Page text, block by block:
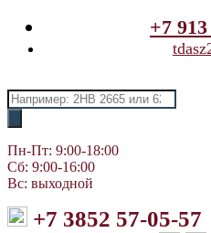
+7
Поиск
товаров
Пн-Пт: 9:00-18:00
Сб: 9:00-16:00
Вс: выходной
+7 3852 57-05-57